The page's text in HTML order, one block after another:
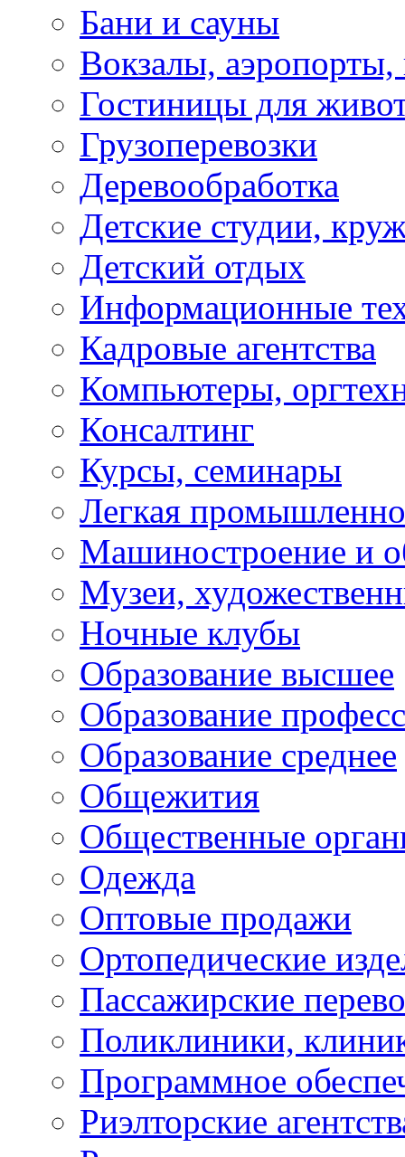
Бани и сауны
Вокзалы,
Гостиницы для
Грузоперевозки
Деревообработка
Детские студии,
Детский отдых
Информационные
Кадровые агентства
Компьютеры,
Консалтинг
Курсы, семинары
Легкая
Машиностроение и
Музеи,
Ночные клубы
Образование высшее
Образование
Образование среднее
Общежития
Общественные
Одежда
Оптовые продажи
Ортопедические
Пассажирские
Поликлиники,
Программное
Риэлторские